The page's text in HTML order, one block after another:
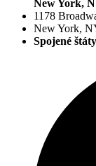
New York,
1178
New York,
Spojené